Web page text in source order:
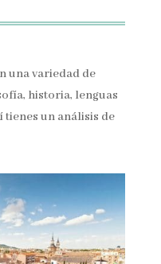
una variedad de
historia, lenguas
un análisis de